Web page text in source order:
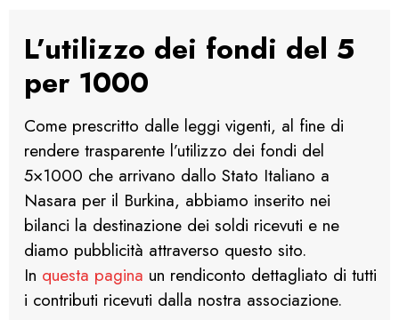
L’utilizzo dei fondi del 5
per 1000
Come prescritto dalle leggi vigenti, al fine di
rendere trasparente l’utilizzo dei fondi del
5×1000 che arrivano dallo Stato Italiano a
Nasara per il Burkina, abbiamo inserito nei
bilanci la destinazione dei soldi ricevuti e ne
diamo pubblicità attraverso questo sito.
In questa pagina un rendiconto dettagliato di tutti
i contributi ricevuti dalla nostra associazione.